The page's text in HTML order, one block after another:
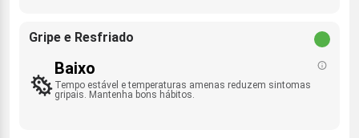
Gripe e Resfriado
Baixo
Tempo estável e temperaturas amenas reduzem sintomas
gripais. Mantenha bons hábitos.